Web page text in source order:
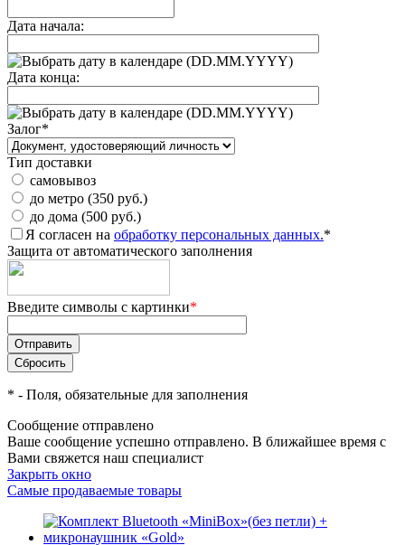
Дата начала:
(DD.MM.YYYY)
Дата конца:
(DD.MM.YYYY)
Залог*
Тип доставки
самовывоз
до метро (350 руб.)
до дома (500 руб.)
Я согласен на обработку персональных данных.*
Защита от автоматического заполнения
Введите символы с картинки*
* - Поля, обязательные для заполнения
Сообщение отправлено
Ваше сообщение успешно отправлено. В ближайшее время с
Вами свяжется наш специалист
Закрыть окно
Самые продаваемые товары